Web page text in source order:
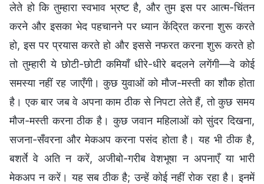
लेते हो कि तुम्हारा स्वभाव भ्रष्ट है, और तुम इस पर आत्म-चिंतन
करने और इसका भेद पहचानने पर ध्यान केंद्रित करना शुरू करते
हो, इस पर प्रयास करते हो और इससे नफरत करना शुरू करते हो
तो तुम्हारी ये छोटी-छोटी कमियाँ धीरे-धीरे बदलने लगेंगी—वे कोई
समस्या नहीं रह जाएँगी। कुछ युवाओं को मौज-मस्ती का शौक होता
है। एक बार जब वे अपना काम ठीक से निपटा लेते हैं, तो कुछ समय
मौज-मस्ती करना ठीक है। कुछ जवान महिलाओं को सुंदर दिखना,
सजना-सँवरना और मेकअप करना पसंद होता है। यह भी ठीक है,
बशर्ते वे अति न करें, अजीबो-गरीब वेशभूषा न अपनाएँ या भारी
मेकअप न करें। यह सब ठीक है; उन्हें कोई नहीं रोक रहा है। इनमें